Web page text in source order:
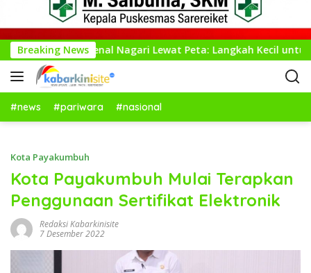
Breaking News
Nagari Lewat Peta: Langkah Kecil untuk Perencanaan
#news #pariwara #nasional
Kota Payakumbuh
Kota Payakumbuh Mulai Terapkan
Penggunaan Sertifikat Elektronik
Redaksi Kabarkinisite
7 Desember 2022